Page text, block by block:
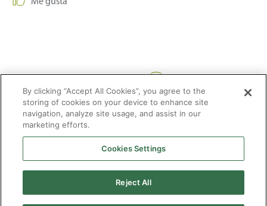
By clicking “Accept All Cookies”, you agree to the
storing of cookies on your device to enhance site
navigation, analyze site usage, and assist in our
marketing efforts.
Cookies Settings
Reject All